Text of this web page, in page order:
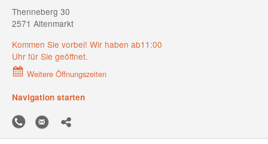
Thenneberg 30
2571 Altenmarkt
Kommen Sie vorbei! Wir haben ab11:00
Uhr für Sie geöffnet.
Weitere Öffnungszeiten
Navigation starten